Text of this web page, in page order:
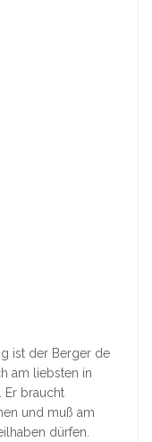
ist der Berger de
am liebsten in
Er braucht
und muß am
dürfen.